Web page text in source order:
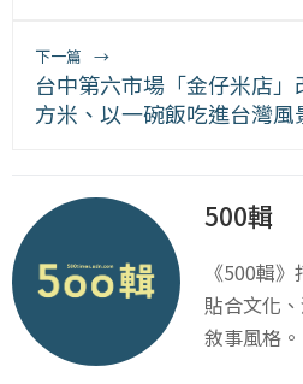
下一篇 →
台中第六市場「金仔米店
方米、以一碗飯吃進台灣風
500輯
《500輯
貼合文化
敘事風格。